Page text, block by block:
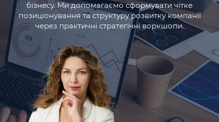
ВАКАНСІЇ
КОНТАКТИ
UA EN
бізнесу. Ми допомагаємо сформувати чітке
позиціонування та структуру розвитку компанії
через практичні стратегічні воркшопи.